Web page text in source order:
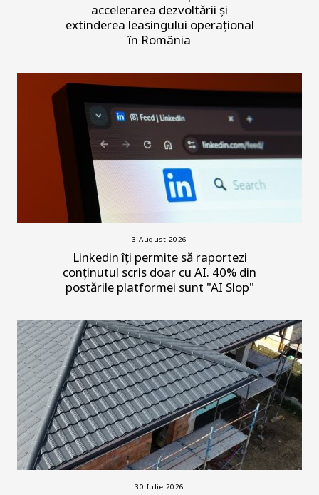
accelerarea dezvoltării și
extinderea leasingului operațional
în România
3 August 2026
Linkedin îți permite să raportezi
conținutul scris doar cu AI. 40% din
postările platformei sunt "AI Slop"
30 Iulie 2026